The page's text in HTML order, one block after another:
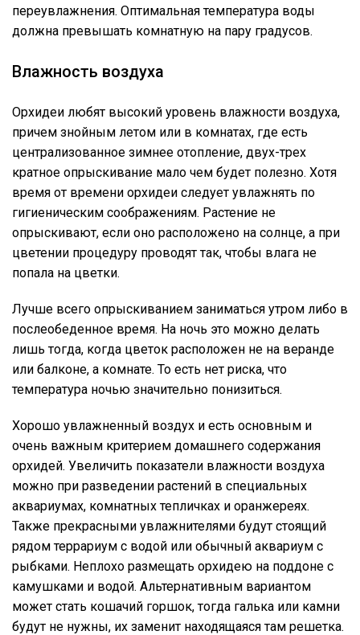
переувлажнения. Оптимальная температура воды
должна превышать комнатную на пару градусов.
Влажность воздуха
Орхидеи любят высокий уровень влажности воздуха,
причем знойным летом или в комнатах, где есть
централизованное зимнее отопление, двух-трех
кратное опрыскивание мало чем будет полезно. Хотя
время от времени орхидеи следует увлажнять по
гигиеническим соображениям. Растение не
опрыскивают, если оно расположено на солнце, а при
цветении процедуру проводят так, чтобы влага не
попала на цветки.
Лучше всего опрыскиванием заниматься утром либо в
послеобеденное время. На ночь это можно делать
лишь тогда, когда цветок расположен не на веранде
или балконе, а комнате. То есть нет риска, что
температура ночью значительно понизиться.
Хорошо увлажненный воздух и есть основным и
очень важным критерием домашнего содержания
орхидей. Увеличить показатели влажности воздуха
можно при разведении растений в специальных
аквариумах, комнатных тепличках и оранжереях.
Также прекрасными увлажнителями будут стоящий
рядом террариум с водой или обычный аквариум с
рыбками. Неплохо размещать орхидею на поддоне с
камушками и водой. Альтернативным вариантом
может стать кошачий горшок, тогда галька или камни
будут не нужны, их заменит находящаяся там решетка.